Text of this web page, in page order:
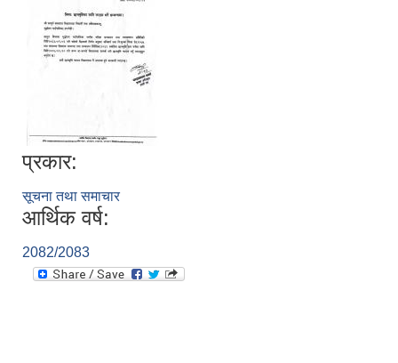
प्रकार:
सूचना तथा समाचार
आर्थिक वर्ष:
2082/2083